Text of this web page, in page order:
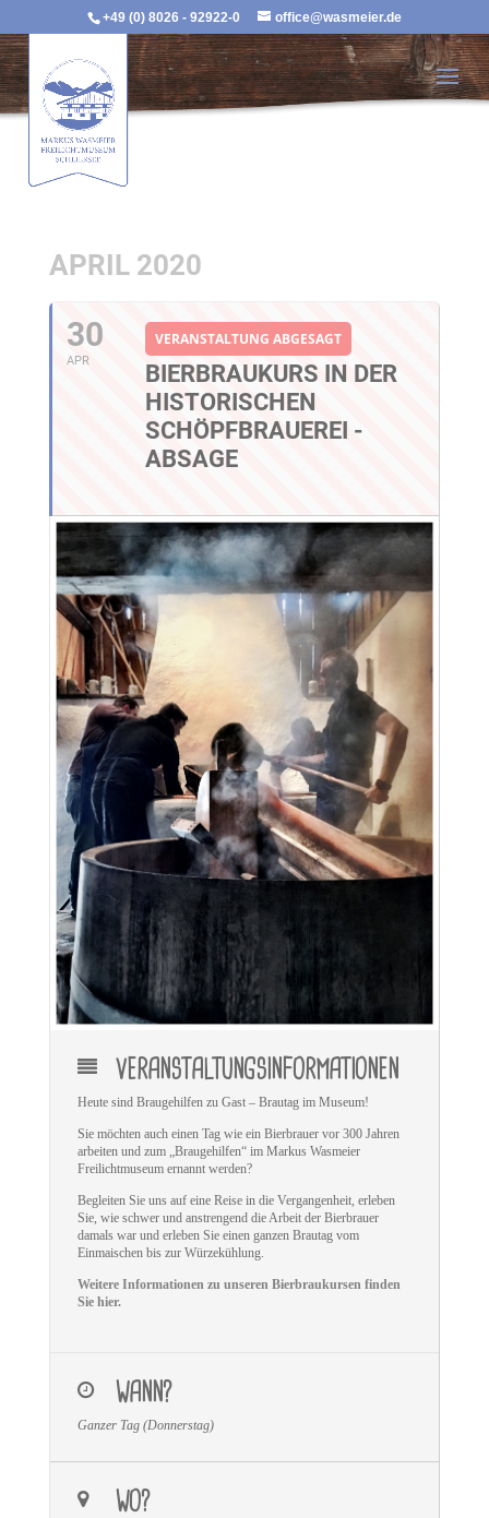
+49 (0) 8026 - 92922-0 office@wasmeier.de
APRIL 2020
30
APR
VERANSTALTUNG ABGESAGT
BIERBRAUKURS IN DER
HISTORISCHEN
SCHÖPFBRAUEREI -
ABSAGE
VERANSTALTUNGSINFORMATIONEN
Heute sind Braugehilfen zu Gast – Brautag im Museum!
Sie möchten auch einen Tag wie ein Bierbrauer vor 300 Jahren
arbeiten und zum „Braugehilfen“ im Markus Wasmeier
Freilichtmuseum ernannt werden?
Begleiten Sie uns auf eine Reise in die Vergangenheit, erleben
Sie, wie schwer und anstrengend die Arbeit der Bierbrauer
damals war und erleben Sie einen ganzen Brautag vom
Einmaischen bis zur Würzekühlung.
Weitere Informationen zu unseren Bierbraukursen finden
Sie hier.
WANN?
Ganzer Tag (Donnerstag)
WO?